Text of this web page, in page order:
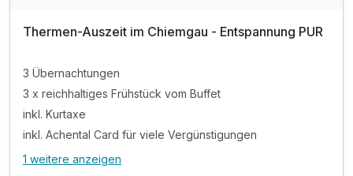
Thermen-Auszeit im Chiemgau - Entspannung PUR
3 Übernachtungen
3 x reichhaltiges Frühstück vom Buffet
inkl. Kurtaxe
inkl. Achental Card für viele Vergünstigungen
Alle Inklusivleistungen
1 weitere anzeigen